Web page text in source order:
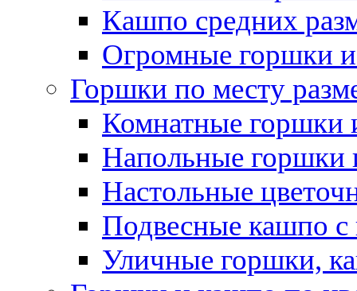
Кашпо средних
Огромные горшки
Горшки по месту
Комнатные горшки
Напольные горшки
Настольные
Подвесные кашпо с
Уличные горшки,